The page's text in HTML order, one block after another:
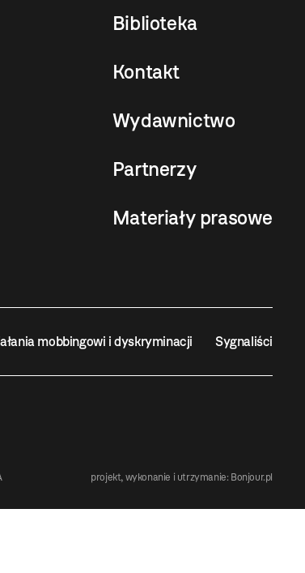
Biblioteka
Kontakt
Wydawnictwo
Partnerzy
Materiały prasowe
mobbingowi i dyskryminacji Sygnaliści
projekt, wykonanie i utrzymanie: Bonjour.pl